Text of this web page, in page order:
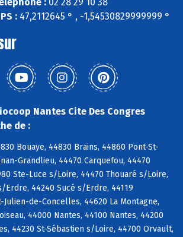
: 47,2112645 ° , -1,54530829999999 °
Nantes Cite Des Congres
de :
Bouaye, 44830 Brains, 44860 Pont-St-
Grandlieu, 44470 Carquefou, 44470
Ste-Luce s/Loire, 44470 Thouaré s/Loire,
Erdre, 44240 Sucé s/Erdre, 44119
de-Concelles, 44620 La Montagne,
44000 Nantes, 44100 Nantes, 44200
44230 St-Sébastien s/Loire, 44700 Orvault,